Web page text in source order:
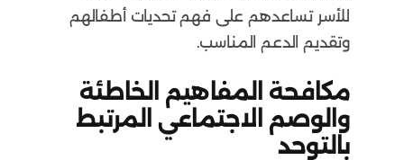
للأسر تساعدهم على فهم تحديات أطفالهم
وتقديم الدعم المناسب.
مكافحة المفاهيم الخاطئة
والوصم الاجتماعي المرتبط
بالتوحد